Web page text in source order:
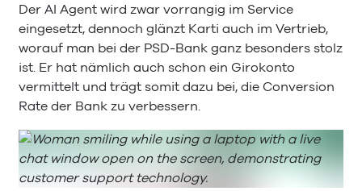
Der AI Agent wird zwar vorrangig im Service
eingesetzt, dennoch glänzt Karti auch im Vertrieb,
worauf man bei der PSD-Bank ganz besonders stolz
ist. Er hat nämlich auch schon ein Girokonto
vermittelt und trägt somit dazu bei, die Conversion
Rate der Bank zu verbessern.